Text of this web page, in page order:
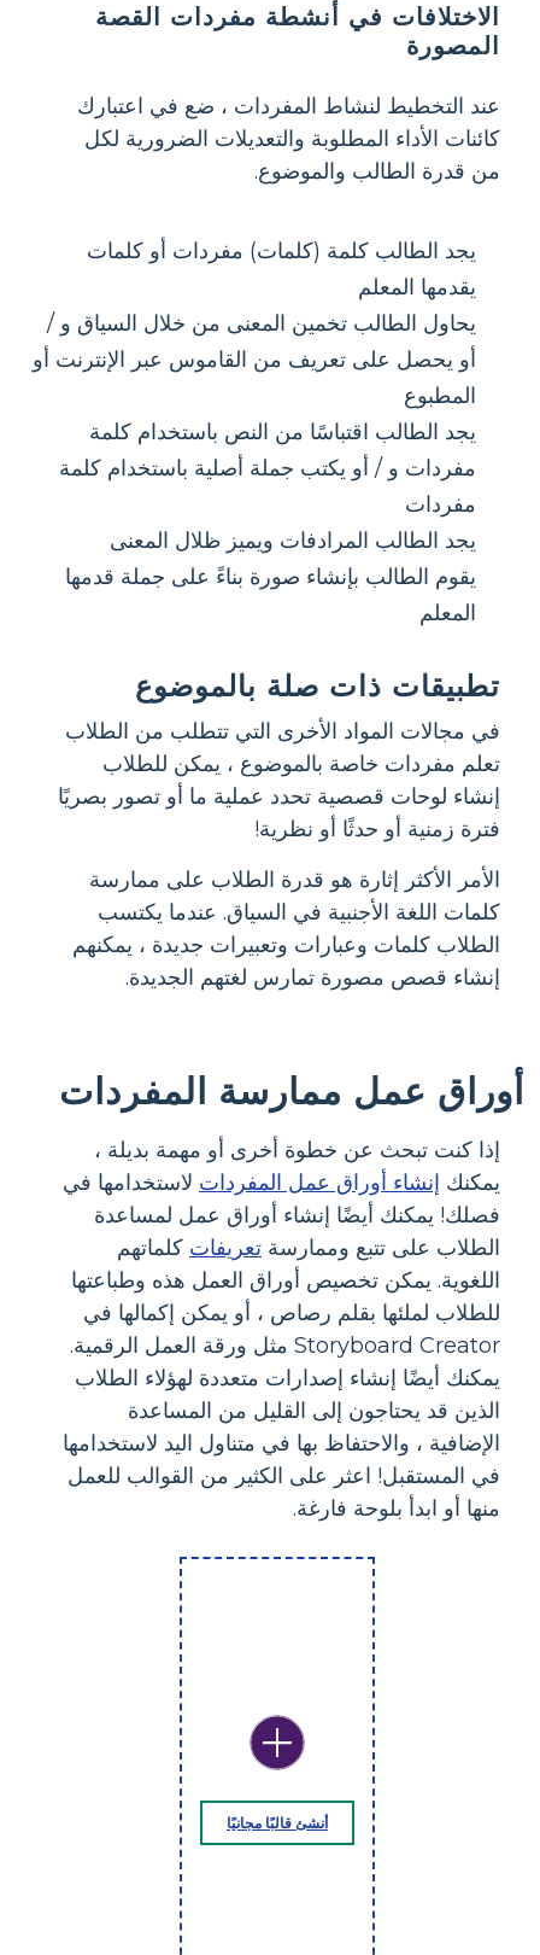
الاختلافات في أنشطة مفردات القصة
المصورة
عند التخطيط لنشاط المفردات ، ضع في اعتبارك
كائنات الأداء المطلوبة والتعديلات الضرورية لكل
من قدرة الطالب والموضوع.
يجد الطالب كلمة (كلمات) مفردات أو كلمات
يقدمها المعلم
يحاول الطالب تخمين المعنى من خلال السياق و /
أو يحصل على تعريف من القاموس عبر الإنترنت أو
المطبوع
يجد الطالب اقتباسًا من النص باستخدام كلمة
مفردات و / أو يكتب جملة أصلية باستخدام كلمة
مفردات
يجد الطالب المرادفات ويميز ظلال المعنى
يقوم الطالب بإنشاء صورة بناءً على جملة قدمها
المعلم
تطبيقات ذات صلة بالموضوع
في مجالات المواد الأخرى التي تتطلب من الطلاب
تعلم مفردات خاصة بالموضوع ، يمكن للطلاب
إنشاء لوحات قصصية تحدد عملية ما أو تصور بصريًا
فترة زمنية أو حدثًا أو نظرية!
الأمر الأكثر إثارة هو قدرة الطلاب على ممارسة
كلمات اللغة الأجنبية في السياق. عندما يكتسب
الطلاب كلمات وعبارات وتعبيرات جديدة ، يمكنهم
إنشاء قصص مصورة تمارس لغتهم الجديدة.
أوراق عمل ممارسة المفردات
إذا كنت تبحث عن خطوة أخرى أو مهمة بديلة ،
يمكنك إنشاء أوراق عمل المفردات لاستخدامها في
فصلك! يمكنك أيضًا إنشاء أوراق عمل لمساعدة
الطلاب على تتبع وممارسة تعريفات كلماتهم
اللغوية. يمكن تخصيص أوراق العمل هذه وطباعتها
للطلاب لملئها بقلم رصاص ، أو يمكن إكمالها في
Storyboard Creator مثل ورقة العمل الرقمية.
يمكنك أيضًا إنشاء إصدارات متعددة لهؤلاء الطلاب
الذين قد يحتاجون إلى القليل من المساعدة
الإضافية ، والاحتفاظ بها في متناول اليد لاستخدامها
في المستقبل! اعثر على الكثير من القوالب للعمل
منها أو ابدأ بلوحة فارغة.
أنشئ قالبًا مجانيًا